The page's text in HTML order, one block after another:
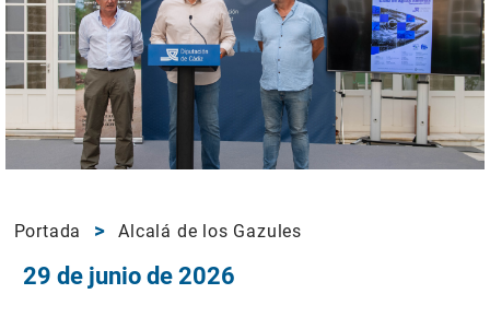
Portada Alcalá de los Gazules
29 de junio de 2026